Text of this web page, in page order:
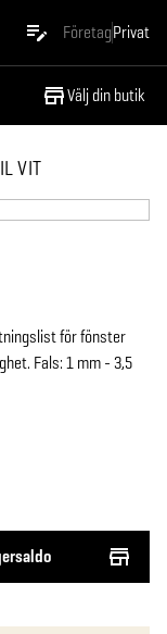
FöretagPrivat
Välj din butik
VIT
för fönster
Fals: 1 mm - 3,5